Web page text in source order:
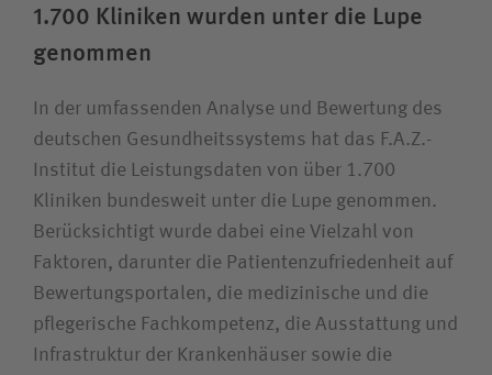
1.700 Kliniken wurden unter die Lupe
genommen
In der umfassenden Analyse und Bewertung des
deutschen Gesundheitssystems hat das F.A.Z.-
Institut die Leistungsdaten von über 1.700
Kliniken bundesweit unter die Lupe genommen.
Berücksichtigt wurde dabei eine Vielzahl von
Faktoren, darunter die Patientenzufriedenheit auf
Bewertungsportalen, die medizinische und die
pflegerische Fachkompetenz, die Ausstattung und
Infrastruktur der Krankenhäuser sowie die